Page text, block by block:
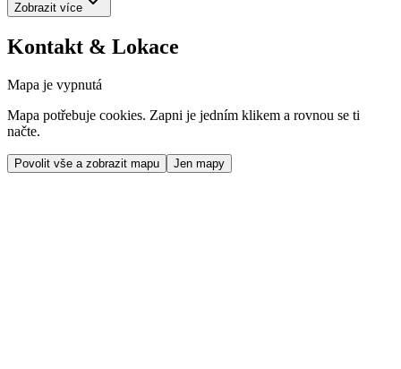
Zobrazit více
Kontakt & Lokace
Mapa je vypnutá
Mapa potřebuje cookies. Zapni je jedním klikem a rovnou se ti
načte.
Povolit vše a zobrazit mapu Jen mapy